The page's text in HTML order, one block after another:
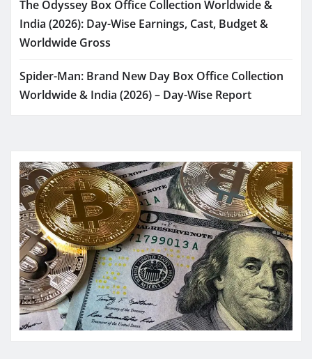
The Odyssey Box Office Collection Worldwide &
India (2026): Day-Wise Earnings, Cast, Budget &
Worldwide Gross
Spider-Man: Brand New Day Box Office Collection
Worldwide & India (2026) – Day-Wise Report